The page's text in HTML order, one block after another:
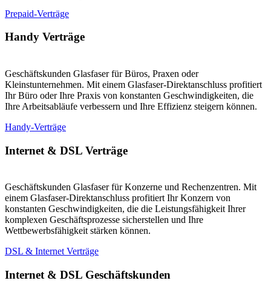
Prepaid-Verträge
Handy Verträge
Geschäftskunden Glasfaser für Büros, Praxen oder
Kleinstunternehmen. Mit einem Glasfaser-Direktanschluss profitiert
Ihr Büro oder Ihre Praxis von konstanten Geschwindigkeiten, die
Ihre Arbeitsabläufe verbessern und Ihre Effizienz steigern können.
Handy-Verträge
Internet & DSL Verträge
Geschäftskunden Glasfaser für Konzerne und Rechenzentren. Mit
einem Glasfaser-Direktanschluss profitiert Ihr Konzern von
konstanten Geschwindigkeiten, die die Leistungsfähigkeit Ihrer
komplexen Geschäftsprozesse sicherstellen und Ihre
Wettbewerbsfähigkeit stärken können.
DSL & Internet Verträge
Internet & DSL Geschäftskunden